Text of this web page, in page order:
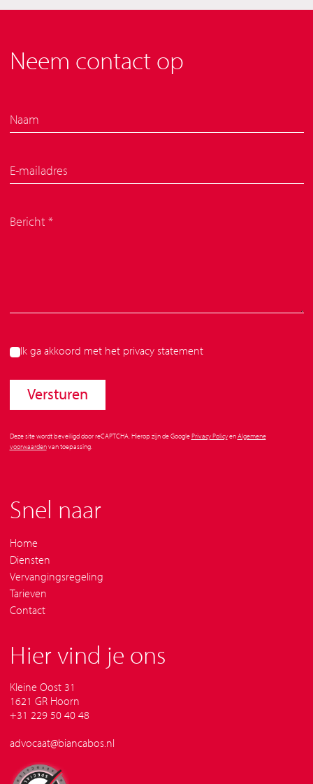
Neem contact op
Ik ga akkoord met het privacy statement
Versturen
Deze site wordt beveiligd door reCAPTCHA. Hierop zijn de GooglePrivacy PolicyenAlgemene
voorwaardenvan toepassing.
Snel naar
Home
Diensten
Vervangingsregeling
Tarieven
Contact
Hier vind je ons
Kleine Oost 31
1621 GR Hoorn
+31 229 50 40 48
advocaat@biancabos.nl